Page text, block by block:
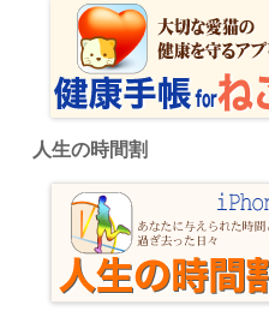
人生の時間割